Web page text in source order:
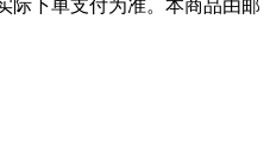
际下单支付为准。本商品由邮